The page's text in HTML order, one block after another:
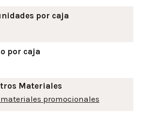
por caja
por caja
Materiales
promocionales